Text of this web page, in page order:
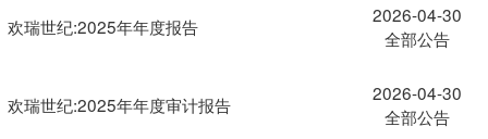
欢瑞世纪:2025年年度报告
2026-04-30
全部公告
欢瑞世纪:2025年年度审计报告
2026-04-30
全部公告